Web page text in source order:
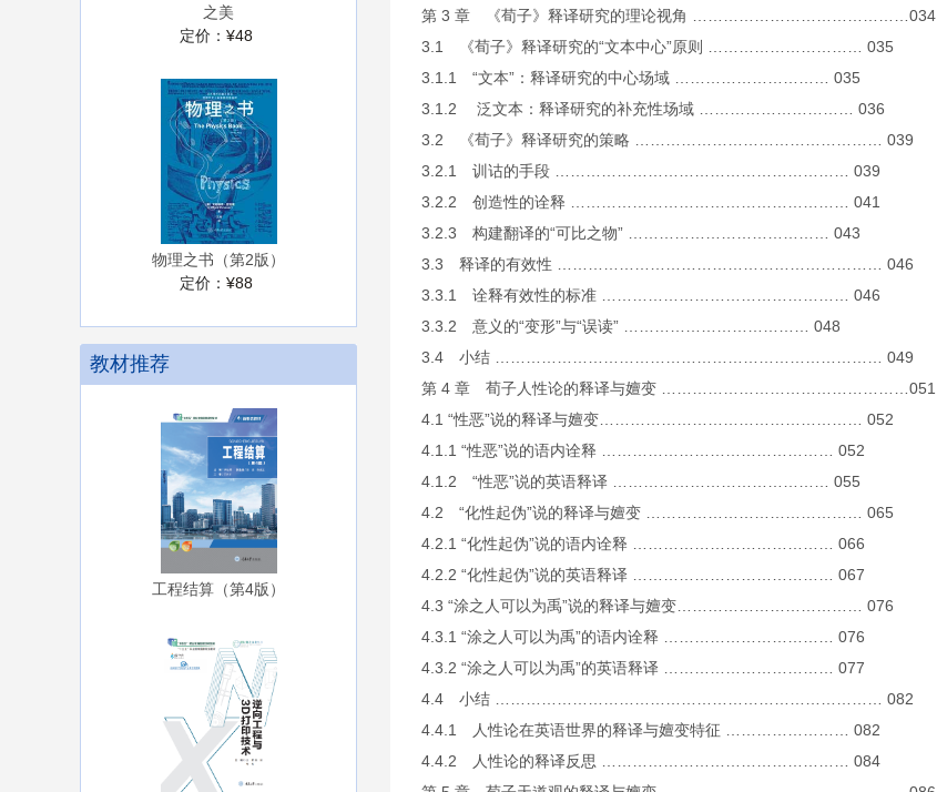
之美
定价： ¥48
物理之书（第2版）
定价： ¥88
教材推荐
工程结算（第4版）
第 3 章 《荀子》释译研究的理论视角 ……………………………………034
3.1 《荀子》释译研究的“文本中心”原则 ………………………… 035
3.1.1 “文本”：释译研究的中心场域 ………………………… 035
3.1.2 泛文本：释译研究的补充性场域 ………………………… 036
3.2 《荀子》释译研究的策略 ………………………………………… 039
3.2.1 训诂的手段 ………………………………………………… 039
3.2.2 创造性的诠释 ……………………………………………… 041
3.2.3 构建翻译的“可比之物” ………………………………… 043
3.3 释译的有效性 ……………………………………………………… 046
3.3.1 诠释有效性的标准 ………………………………………… 046
3.3.2 意义的“变形”与“误读” ……………………………… 048
3.4 小结 ………………………………………………………………… 049
第 4 章 荀子人性论的释译与嬗变 …………………………………………051
4.1 “性恶”说的释译与嬗变…………………………………………… 052
4.1.1 “性恶”说的语内诠释 ……………………………………… 052
4.1.2 “性恶”说的英语释译 …………………………………… 055
4.2 “化性起伪”说的释译与嬗变 …………………………………… 065
4.2.1 “化性起伪”说的语内诠释 ………………………………… 066
4.2.2 “化性起伪”说的英语释译 ………………………………… 067
4.3 “涂之人可以为禹”说的释译与嬗变……………………………… 076
4.3.1 “涂之人可以为禹”的语内诠释 …………………………… 076
4.3.2 “涂之人可以为禹”的英语释译 …………………………… 077
4.4 小结 ………………………………………………………………… 082
4.4.1 人性论在英语世界的释译与嬗变特征 …………………… 082
4.4.2 人性论的释译反思 ………………………………………… 084